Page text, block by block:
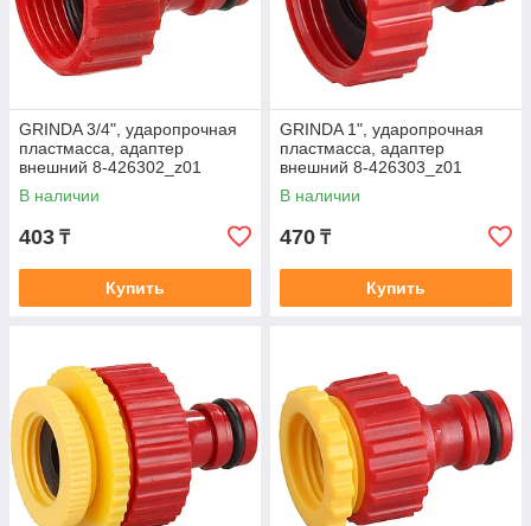
GRINDA 3/4", ударопрочная
пластмасса, адаптер
внешний 8-426302_z01
В наличии
403 ₸
Купить
GRINDA 1", ударопрочная
пластмасса, адаптер
внешний 8-426303_z01
В наличии
470 ₸
Купить